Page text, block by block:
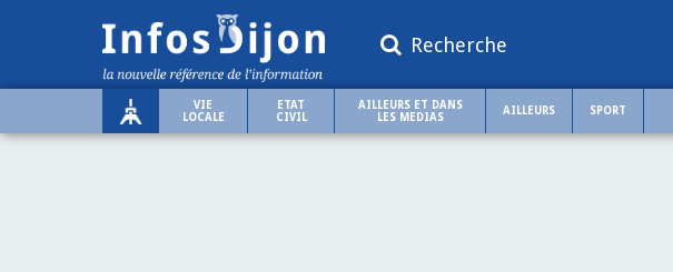
Recherche
VIE
LOCALE
ETAT
CIVIL
AILLEURS ET DANS
LES MEDIAS
AILLEURS SPORT